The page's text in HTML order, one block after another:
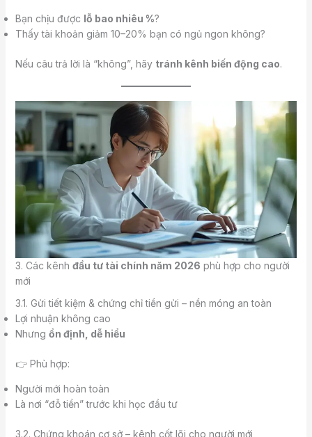
Bạn chịu được lỗ bao nhiêu %?
Thấy tài khoản giảm 10–20% bạn có ngủ ngon không?
Nếu câu trả lời là “không”, hãy tránh kênh biến động cao.
3. Các kênh đầu tư tài chính năm 2026 phù hợp cho người
mới
3.1. Gửi tiết kiệm & chứng chỉ tiền gửi – nền móng an toàn
Lợi nhuận không cao
Nhưng ổn định, dễ hiểu
👉 Phù hợp:
Người mới hoàn toàn
Là nơi “đỗ tiền” trước khi học đầu tư
3.2. Chứng khoán cơ sở – kênh cốt lõi cho người mới